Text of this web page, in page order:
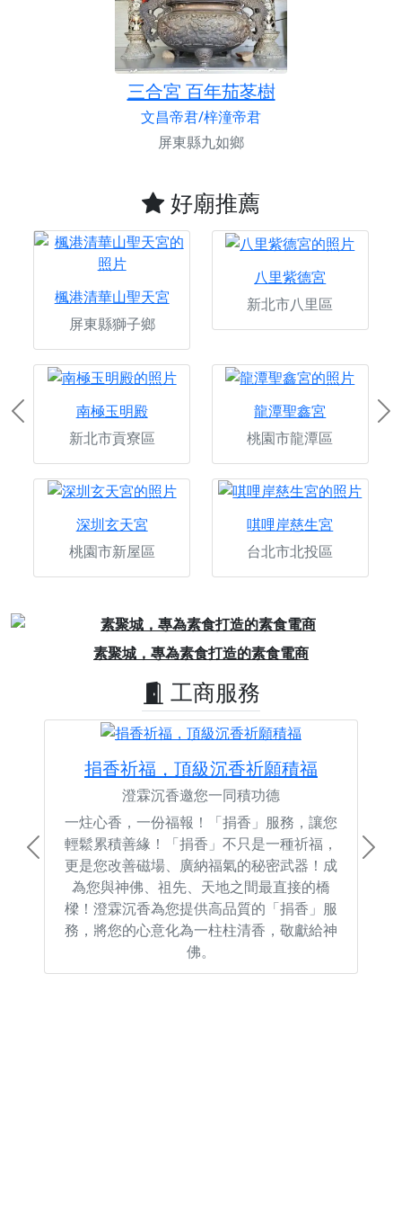
三合宮 百年茄苳樹
文昌帝君/梓潼帝君
屏東縣九如鄉
好廟推薦
楓港清華山聖天宮
屏東縣獅子鄉
八里紫德宮
新北市八里區
南極玉明殿
新北市貢寮區
龍潭聖鑫宮
桃園市龍潭區
深圳玄天宮
桃園市新屋區
唭哩岸慈生宮
台北市北投區
Previous
素聚城，專為素食打造的素食電商
Previous
工商服務
捐香祈福，頂級沉香祈願積福
澄霖沉香邀您一同積功德
一炷心香，一份福報！「捐香」服務，讓您
輕鬆累積善緣！「捐香」不只是一種祈福，
更是您改善磁場、廣納福氣的秘密武器！成
為您與神佛、祖先、天地之間最直接的橋
樑！澄霖沉香為您提供高品質的「捐香」服
務，將您的心意化為一柱柱清香，敬獻給神
佛。
Previous Next